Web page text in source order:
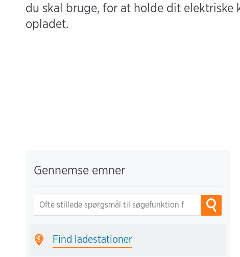
du skal bruge, for at holde dit elektriske
opladet.
Gennemse emner
Find ladestationer